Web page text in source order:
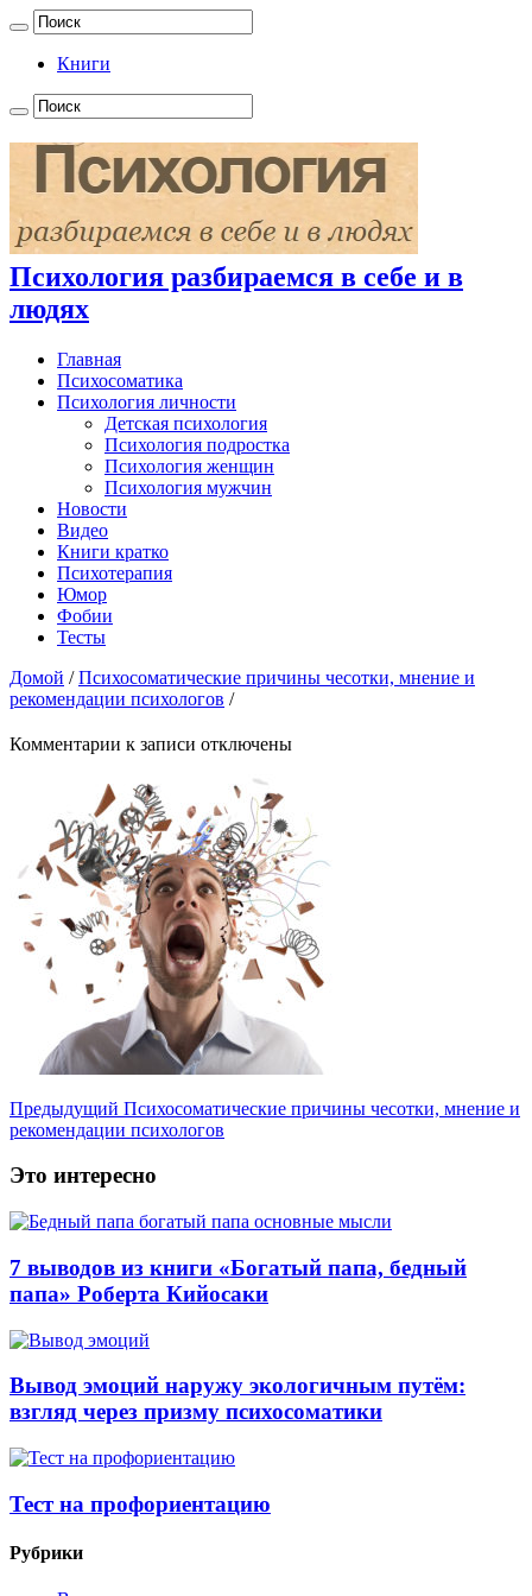
Книги
Психология разбираемся в себе и в
людях
Главная
Психосоматика
Психология личности
Детская психология
Психология подростка
Психология женщин
Психология мужчин
Новости
Видео
Книги кратко
Психотерапия
Юмор
Фобии
Тесты
Домой / Психосоматические причины чесотки, мнение и
рекомендации психологов /
Комментарии к записи отключены
Предыдущий Психосоматические причины чесотки, мнение и
рекомендации психологов
Это интересно
7 выводов из книги «Богатый папа, бедный
папа» Роберта Кийосаки
Вывод эмоций наружу экологичным путём:
взгляд через призму психосоматики
Тест на профориентацию
Рубрики